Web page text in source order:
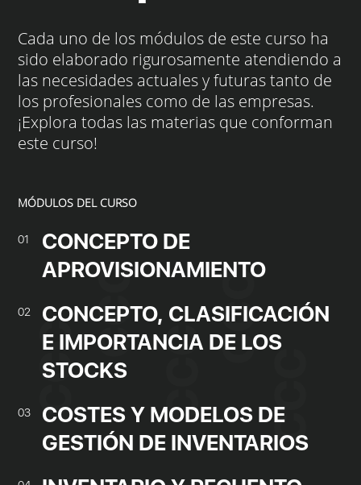
Cada uno de los módulos de este curso ha
sido elaborado rigurosamente atendiendo a
las necesidades actuales y futuras tanto de
los profesionales como de las empresas.
¡Explora todas las materias que conforman
este curso!
MÓDULOS DEL CURSO
01
CONCEPTO DE
APROVISIONAMIENTO
02
CONCEPTO, CLASIFICACIÓN
E IMPORTANCIA DE LOS
STOCKS
03
COSTES Y MODELOS DE
GESTIÓN DE INVENTARIOS